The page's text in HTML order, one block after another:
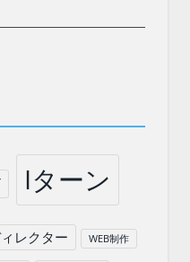
Iターン
レクター WEB制作